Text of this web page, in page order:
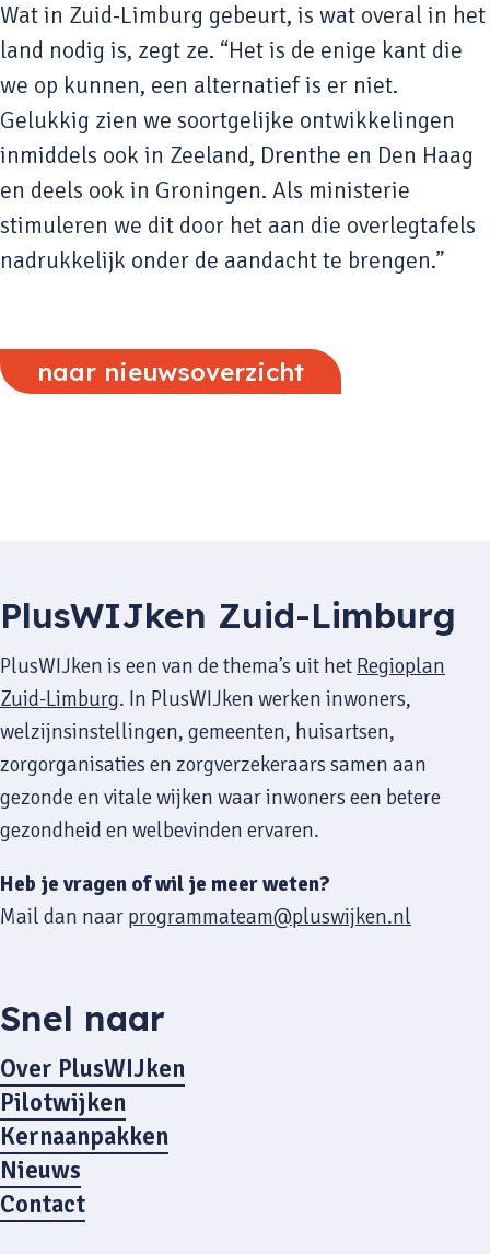
Wat in Zuid-Limburg gebeurt, is wat overal in het
land nodig is, zegt ze. “Het is de enige kant die
we op kunnen, een alternatief is er niet.
Gelukkig zien we soortgelijke ontwikkelingen
inmiddels ook in Zeeland, Drenthe en Den Haag
en deels ook in Groningen. Als ministerie
stimuleren we dit door het aan die overlegtafels
nadrukkelijk onder de aandacht te brengen.”
naar nieuwsoverzicht
PlusWIJken Zuid-Limburg
PlusWIJken is een van de thema’s uit het Regioplan
Zuid-Limburg. In PlusWIJken werken inwoners,
welzijnsinstellingen, gemeenten, huisartsen,
zorgorganisaties en zorgverzekeraars samen aan
gezonde en vitale wijken waar inwoners een betere
gezondheid en welbevinden ervaren.
Heb je vragen of wil je meer weten?
Mail dan naar programmateam@pluswijken.nl
Snel naar
Over PlusWIJken
Pilotwijken
Kernaanpakken
Nieuws
Contact